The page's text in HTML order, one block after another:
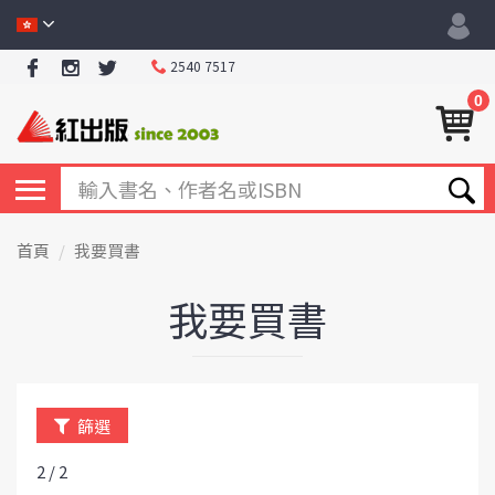
2540 7517
0
首頁 我要買書
我要買書
篩選
2 / 2